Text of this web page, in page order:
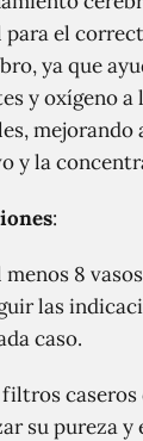
para el
ya que
y oxígeno a
y la
:
menos 8
las
caso.
caseros
su pureza y